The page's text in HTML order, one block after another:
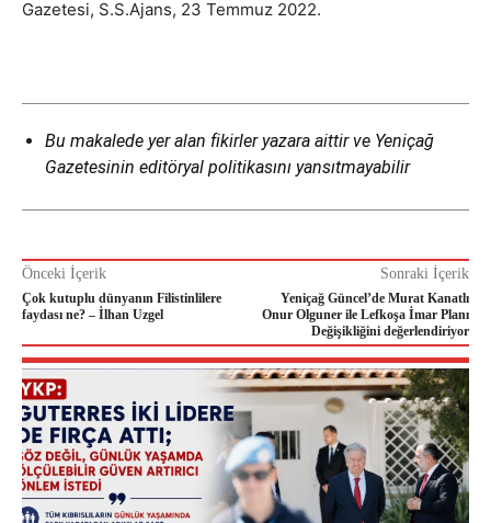
Gazetesi, S.S.Ajans, 23 Temmuz 2022.
Bu makalede yer alan fikirler yazara aittir ve Yeniçağ
Gazetesinin editöryal politikasını yansıtmayabilir
Önceki İçerik
Çok kutuplu dünyanın Filistinlilere
faydası ne? – İlhan Uzgel
Sonraki İçerik
Yeniçağ Güncel’de Murat Kanatlı
Onur Olguner ile Lefkoşa İmar Planı
Değişikliğini değerlendiriyor